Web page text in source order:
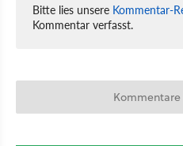
Bitte lies unsere Kommentar-
Kommentar verfasst.